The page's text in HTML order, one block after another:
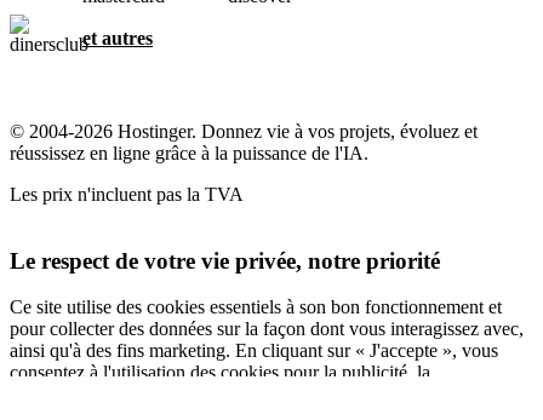
et autres
© 2004-2026 Hostinger. Donnez vie à vos projets, évoluez et
réussissez en ligne grâce à la puissance de l'IA.
Les prix n'incluent pas la TVA
Le respect de votre vie privée, notre priorité
Ce site utilise des cookies essentiels à son bon fonctionnement et
pour collecter des données sur la façon dont vous interagissez avec,
ainsi qu'à des fins marketing. En cliquant sur « J'accepte », vous
consentez à l'utilisation des cookies pour la publicité, la